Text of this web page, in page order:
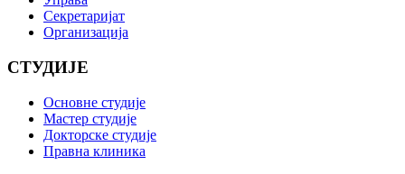
Секретаријат
Организација
СТУДИЈЕ
Основне студије
Мастер студије
Докторске студије
Правна клиника